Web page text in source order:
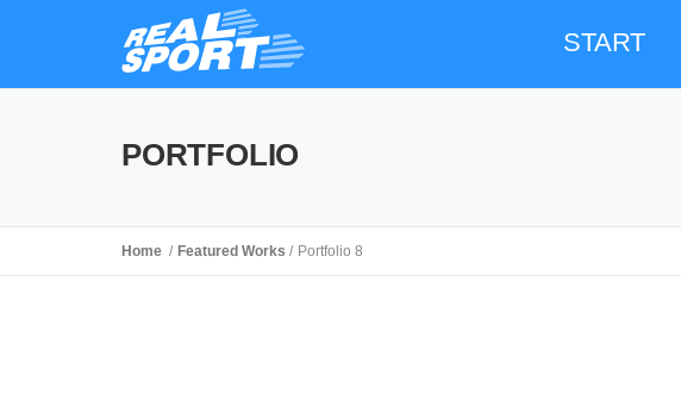
START
PORTFOLIO
Home Featured Works Portfolio 8